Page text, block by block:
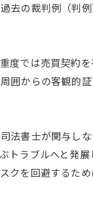
去の裁判例（判
度では売買契約
囲からの客観的
法書士が関与し
トラブルへと発
クを回避するた